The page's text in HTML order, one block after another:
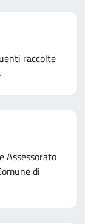
raccolte
Assessorato
di